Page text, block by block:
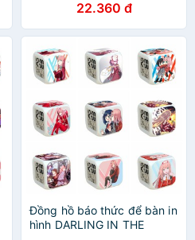
22.360 đ
Đồng hồ báo thức để bàn in
hình DARLING IN THE